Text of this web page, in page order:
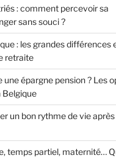
: comment percevoir sa
sans souci ?
: les grandes différences
retraite
une épargne pension ? Les
Belgique
un bon rythme de vie après
temps partiel, maternité…